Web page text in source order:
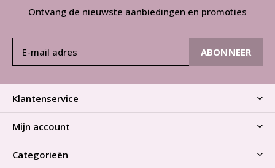
Ontvang de nieuwste aanbiedingen en promoties
ABONNEER
Klantenservice
Mijn account
Categorieën